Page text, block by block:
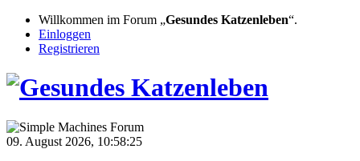
Willkommen im Forum „Gesundes Katzenleben“.
Einloggen
Registrieren
09. August 2026, 10:58:25